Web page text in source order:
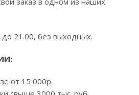
21.00, без выходных.
от 15 000р.